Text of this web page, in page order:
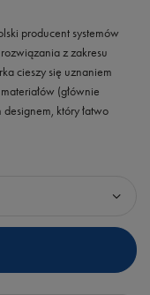
producent systemów
z zakresu
cieszy się uznaniem
(głównie
który łatwo